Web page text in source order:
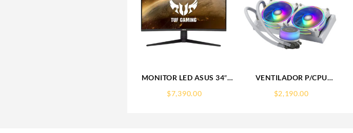
MONITOR LED ASUS 34″
CURVO,3440X1440,165HZ,1MS,VA,2*HDMI,DP,FREESYNC
$7,390.00
VENTILADOR P/CPU
D24M-A18PW-R1)
$2,190.00